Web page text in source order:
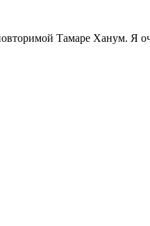
Тамаре Ханум. Я